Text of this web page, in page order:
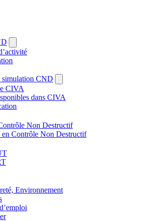
CND
CIVA
dans CIVA
Non Destructif
en Contrôle Non Destructif
Environnement